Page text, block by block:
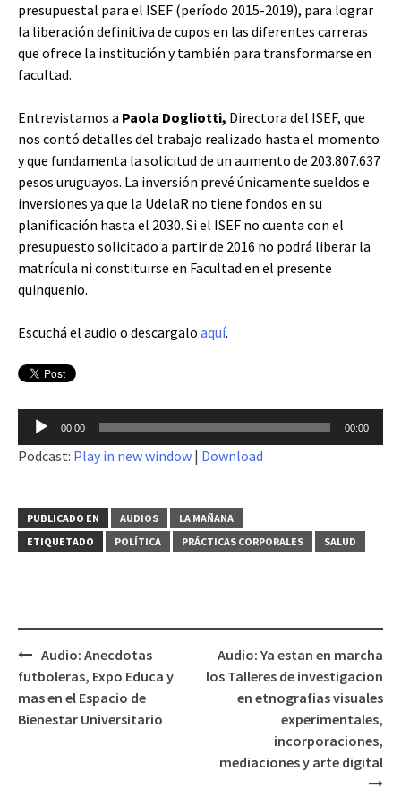
presupuestal para el ISEF (período 2015-2019), para lograr
la liberación definitiva de cupos en las diferentes carreras
que ofrece la institución y también para transformarse en
facultad.
Entrevistamos a Paola Dogliotti, Directora del ISEF, que
nos contó detalles del trabajo realizado hasta el momento
y que fundamenta la solicitud de un aumento de 203.807.637
pesos uruguayos. La inversión prevé únicamente sueldos e
inversiones ya que la UdelaR no tiene fondos en su
planificación hasta el 2030. Si el ISEF no cuenta con el
presupuesto solicitado a partir de 2016 no podrá liberar la
matrícula ni constituirse en Facultad en el presente
quinquenio.
Escuchá el audio o descargalo aquí.
Reproductor
de
audio
00:00 00:00
Podcast: Play in new window | Download
PUBLICADO EN AUDIOS
LA MAÑANA
ETIQUETADO
POLÍTICA PRÁCTICAS CORPORALES SALUD
Navegación
de
entradas
Audio: Anecdotas
futboleras, Expo Educa y
mas en el Espacio de
Bienestar Universitario
Audio: Ya estan en marcha
los Talleres de investigacion
en etnografias visuales
experimentales,
incorporaciones,
mediaciones y arte digital